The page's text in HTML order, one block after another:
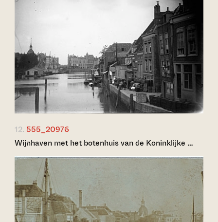
12. 555_20976
Wijnhaven met het botenhuis van de Koninklijke …